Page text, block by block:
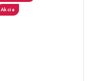
Akcia